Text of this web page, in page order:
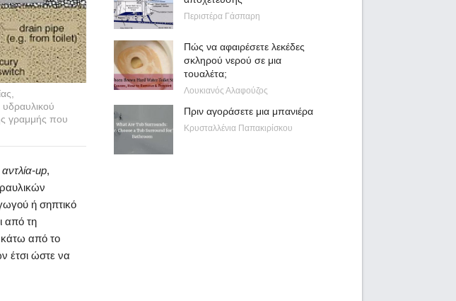
υδραυλικού
γραμμής που
up,
ή σηπτικό
από τη
κάτω από το
έτσι ώστε να
Περιστέρα Γάσπαρη
Πώς να αφαιρέσετε λεκέδες
σκληρού νερού σε μια
τουαλέτα;
Λουκιανός Αλαφούζος
Πριν αγοράσετε μια μπανιέρα
Κρυσταλλένια Παπακιρίσκου